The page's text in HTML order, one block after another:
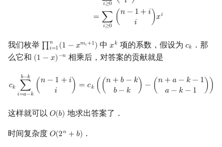
𝑖≥0
= ∑
𝑖≥0
( 𝑛 − 1 +𝑖
𝑖
)𝑥𝑖
我们枚举 ∏𝑛
𝑖=1(1 −𝑥𝑚𝑖+1)
∏i=1n(1 −x mi+1) 中𝑥𝑘
xk 项的系数，假设为 𝑐𝑘
ck ．那
么它和 (1 −𝑥)−𝑛
(1− x) −n 相乘后，对答案的贡献就是
𝑐𝑘
𝑏−𝑘
∑
𝑖=𝑎−𝑘
( 𝑛 − 1 +𝑖
𝑖
) = 𝑐𝑘 ( (𝑛 +𝑏 − 𝑘
𝑏− 𝑘 ) − ( 𝑛 +𝑎 − 𝑘 − 1
𝑎 − 𝑘 − 1 ) )
ck∑ =a−kb− k( n− ck ((n +b − kb −k +a −k−1 a− k− 1) )
这样就可以 𝑂(𝑏)
O(b) 地求出答案了．
时间复杂度 𝑂(2𝑛 +𝑏)
O(2n+b ) ．